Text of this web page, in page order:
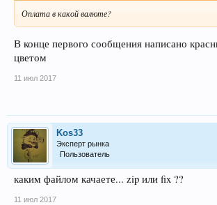
Оплата в какой валюте?
В конце первого сообщения написано
цветом
11 июл 2017
Kos33
Эксперт рынка
Пользователь
каким файлом качаете... zip или fix ??
11 июл 2017